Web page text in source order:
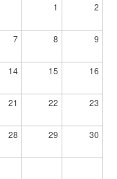
1
2
7 8 9
14 15 16
21 22 23
28 29 30